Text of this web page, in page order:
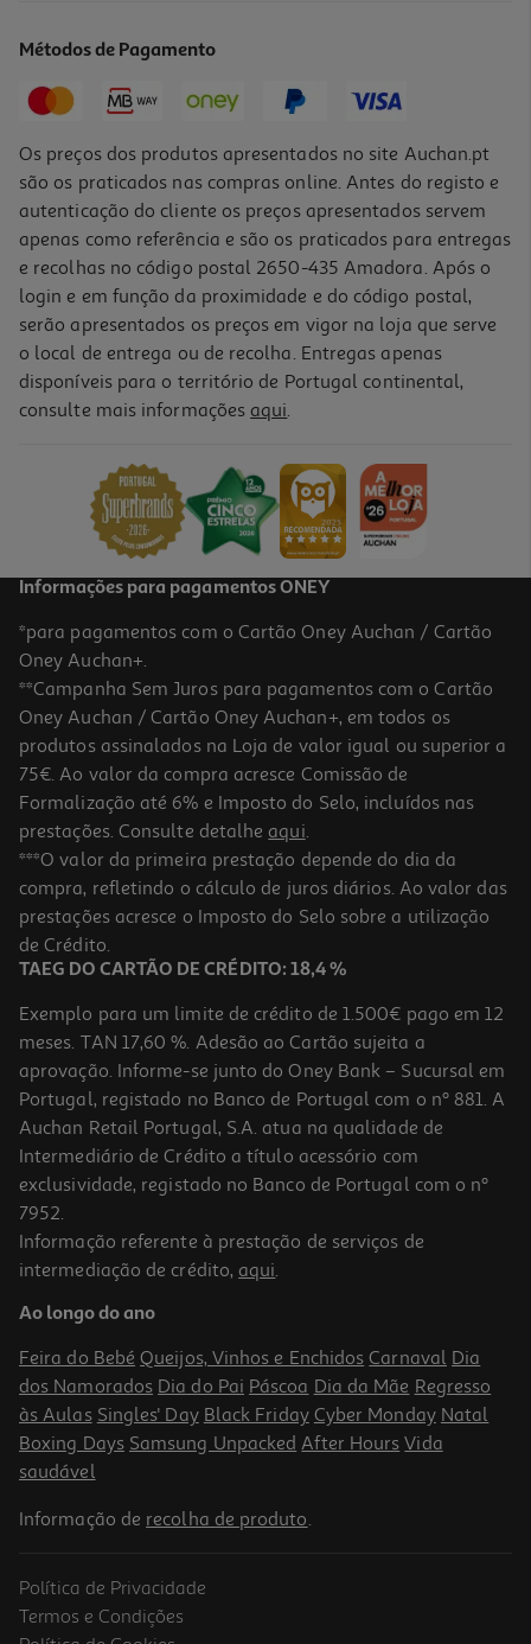
Price reduced from
6,99 €to
Promoção
Gel Banho Natural Honey Derma Care Nutritivo 650 Ml
5.0
Gel Banho Natural Honey Sensations Argão 650ml
9.68 €/Lt
6,29 €
Gel De Banho Vaseline Smooth Care 700ml
4.27 €/Lt
2,99 €
Métodos de Pagamento
Os preços dos produtos apresentados no site Auchan.pt
são os praticados nas compras online. Antes do registo e
autenticação do cliente os preços apresentados servem
apenas como referência e são os praticados para entregas
e recolhas no código postal 2650-435 Amadora. Após o
login e em função da proximidade e do código postal,
serão apresentados os preços em vigor na loja que serve
o local de entrega ou de recolha. Entregas apenas
disponíveis para o território de Portugal continental,
consulte mais informações aqui.
Informações para pagamentos ONEY
*para pagamentos com o Cartão Oney Auchan / Cartão
Oney Auchan+.
**Campanha Sem Juros para pagamentos com o Cartão
Oney Auchan / Cartão Oney Auchan+, em todos os
produtos assinalados na Loja de valor igual ou superior a
75€. Ao valor da compra acresce Comissão de
Formalização até 6% e Imposto do Selo, incluídos nas
prestações. Consulte detalhe aqui.
***O valor da primeira prestação depende do dia da
compra, refletindo o cálculo de juros diários. Ao valor das
prestações acresce o Imposto do Selo sobre a utilização
de Crédito.
TAEG DO CARTÃO DE CRÉDITO: 18,4 %
Exemplo para um limite de crédito de 1.500€ pago em 12
meses. TAN 17,60 %. Adesão ao Cartão sujeita a
aprovação. Informe-se junto do Oney Bank – Sucursal em
Portugal, registado no Banco de Portugal com o nº 881. A
Auchan Retail Portugal, S.A. atua na qualidade de
Intermediário de Crédito a título acessório com
exclusividade, registado no Banco de Portugal com o nº
7952.
Informação referente à prestação de serviços de
intermediação de crédito, aqui.
Ao longo do ano
Feira do Bebé Queijos, Vinhos e Enchidos Carnaval Dia
dos Namorados Dia do Pai Páscoa Dia da Mãe Regresso
às Aulas Singles' Day Black Friday Cyber Monday Natal
Boxing Days Samsung Unpacked After Hours Vida
saudável
Informação de recolha de produto.
Política de Privacidade
Termos e Condições